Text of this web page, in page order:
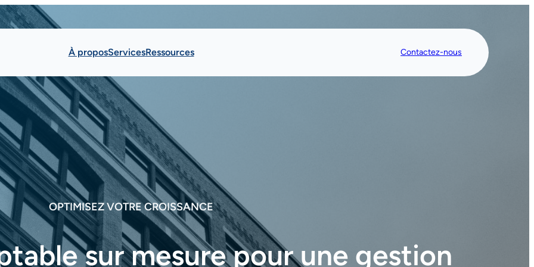
À proposServicesRessources Contactez-nous
OPTIMISEZ VOTRE CROISSANCE
sur mesure pour une gestion